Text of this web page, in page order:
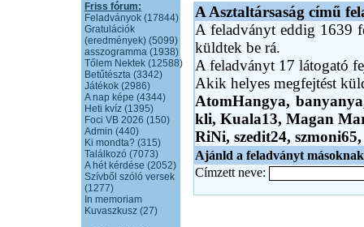
Friss fórum:
Feladványok (17844)
Gratulációk
(eredmények) (5099)
asszogramma (1938)
Tőlem Nektek (12588)
Betűtészta (3342)
Játékok (2986)
A nap képe (4344)
Heti kvíz (1395)
Foci VB 2026 (150)
Admin (440)
Ki mondta? (315)
Találkozó (7073)
A hét kérdése (2052)
Szívből szóló versek
(1277)
In memoriam
Kuvaszkusz (27)
A Asztaltársaság című
A feladványt eddig 1639
küldtek be rá.
A feladványt 17 látogató
Akik helyes megfejtést
AtomHangya,
kli, Kuala13, Magan
RiNi, szedit24,
Ajánld a feladványt
Címzett neve: